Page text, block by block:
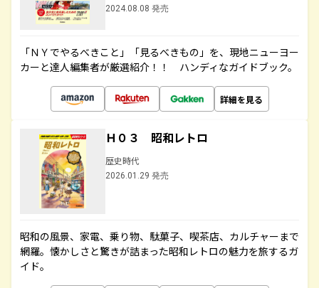
2024.08.08 発売
「ＮＹでやるべきこと」「見るべきもの」を、現地ニューヨー
カーと達人編集者が厳選紹介！！ ハンディなガイドブック。
詳細を見る
Ｈ０３ 昭和レトロ
歴史時代
2026.01.29 発売
昭和の風景、家電、乗り物、駄菓子、喫茶店、カルチャーまで
網羅。懐かしさと驚きが詰まった昭和レトロの魅力を旅するガ
イド。